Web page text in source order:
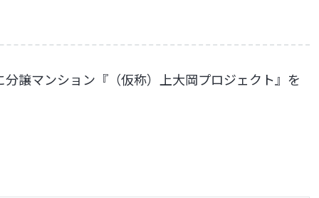
譲マンション『（仮称）上大岡プロジェクト』を